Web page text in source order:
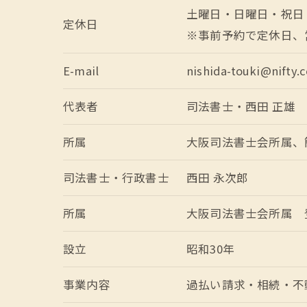
定休日
土曜日・日曜日・祝日
※事前予約で定休日
E-mail nishida-
代表者 司法書士・西田 正雄
所属 大阪司法書士会所属
司法書士・行政書士 西田 永次郎
所属 大阪司法書士会所属
設立 昭和30年
事業内容 過払い請求・相続・